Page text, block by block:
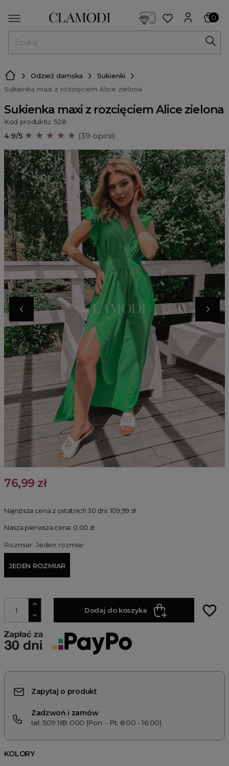
0
Odzież damska
Sukienki
Sukienka maxi z rozcięciem Alice zielona
Sukienka maxi z rozcięciem Alice zielona
Kod produktu: 528
4.9/5 ★ ★ ★ ★ ★ (39 opinii)
76,99 zł
Najniższa cena z ostatnich 30 dni: 109,99 zł
Nasza pierwsza cena: 0,00 zł
Rozmiar: Jeden rozmiar
JEDEN ROZMIAR
Dodaj do koszyka favorite_border
Zapytaj o produkt
Zadzwoń i zamów
tel. 509 169 000 (Pon. - Pt. 8:00 - 16:00)
KOLORY